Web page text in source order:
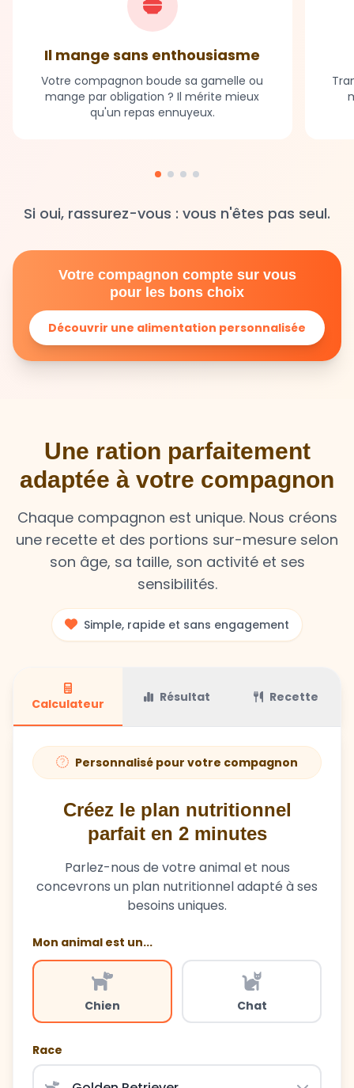
Il mange sans enthousiasme
Votre compagnon boude sa gamelle ou
mange par obligation ? Il mérite mieux
qu'un repas ennuyeux.
Si oui, rassurez-vous : vous n'êtes pas seul.
Votre compagnon compte sur vous
pour les bons choix
Découvrir une alimentation personnalisée
Une ration parfaitement
adaptée à votre compagnon
Chaque compagnon est unique. Nous créons
une recette et des portions sur-mesure selon
son âge, sa taille, son activité et ses
sensibilités.
Simple, rapide et sans engagement
Calculateur Résultat Recette
Personnalisé pour votre compagnon
Créez le plan nutritionnel
parfait en 2 minutes
Parlez-nous de votre animal et nous
concevrons un plan nutritionnel adapté à ses
besoins uniques.
Mon animal est un...
Chien Chat
Race